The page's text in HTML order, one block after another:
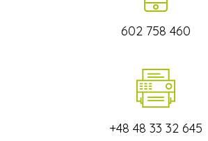
602 758 460
+48 48 33 32 645